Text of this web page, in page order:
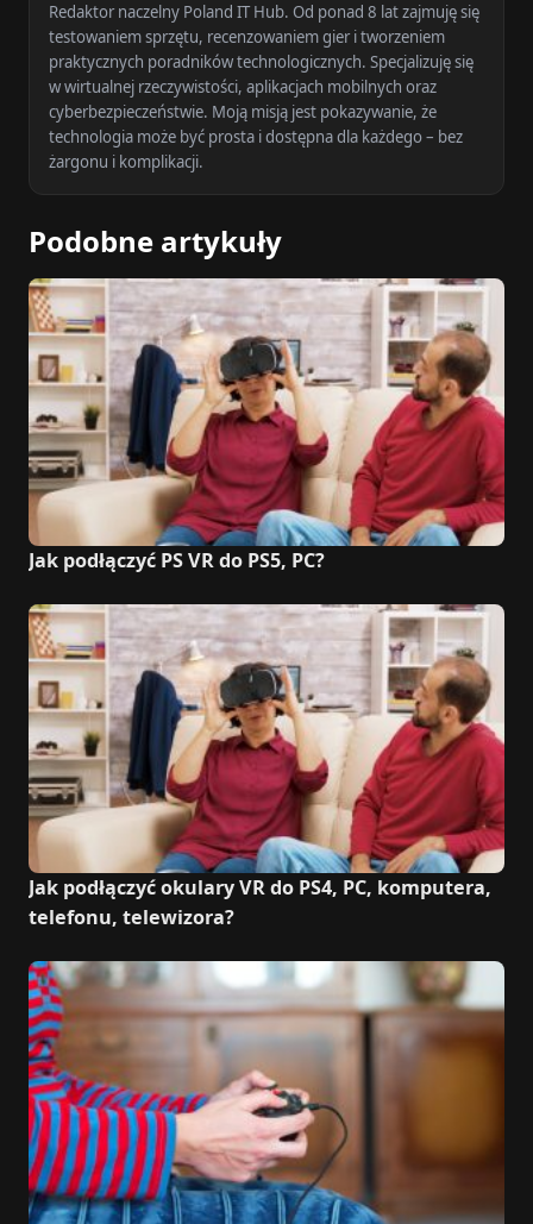
Redaktor naczelny Poland IT Hub. Od ponad 8 lat zajmuję się
testowaniem sprzętu, recenzowaniem gier i tworzeniem
praktycznych poradników technologicznych. Specjalizuję się
w wirtualnej rzeczywistości, aplikacjach mobilnych oraz
cyberbezpieczeństwie. Moją misją jest pokazywanie, że
technologia może być prosta i dostępna dla każdego – bez
żargonu i komplikacji.
Podobne artykuły
Jak podłączyć PS VR do PS5, PC?
Jak podłączyć okulary VR do PS4, PC, komputera,
telefonu, telewizora?